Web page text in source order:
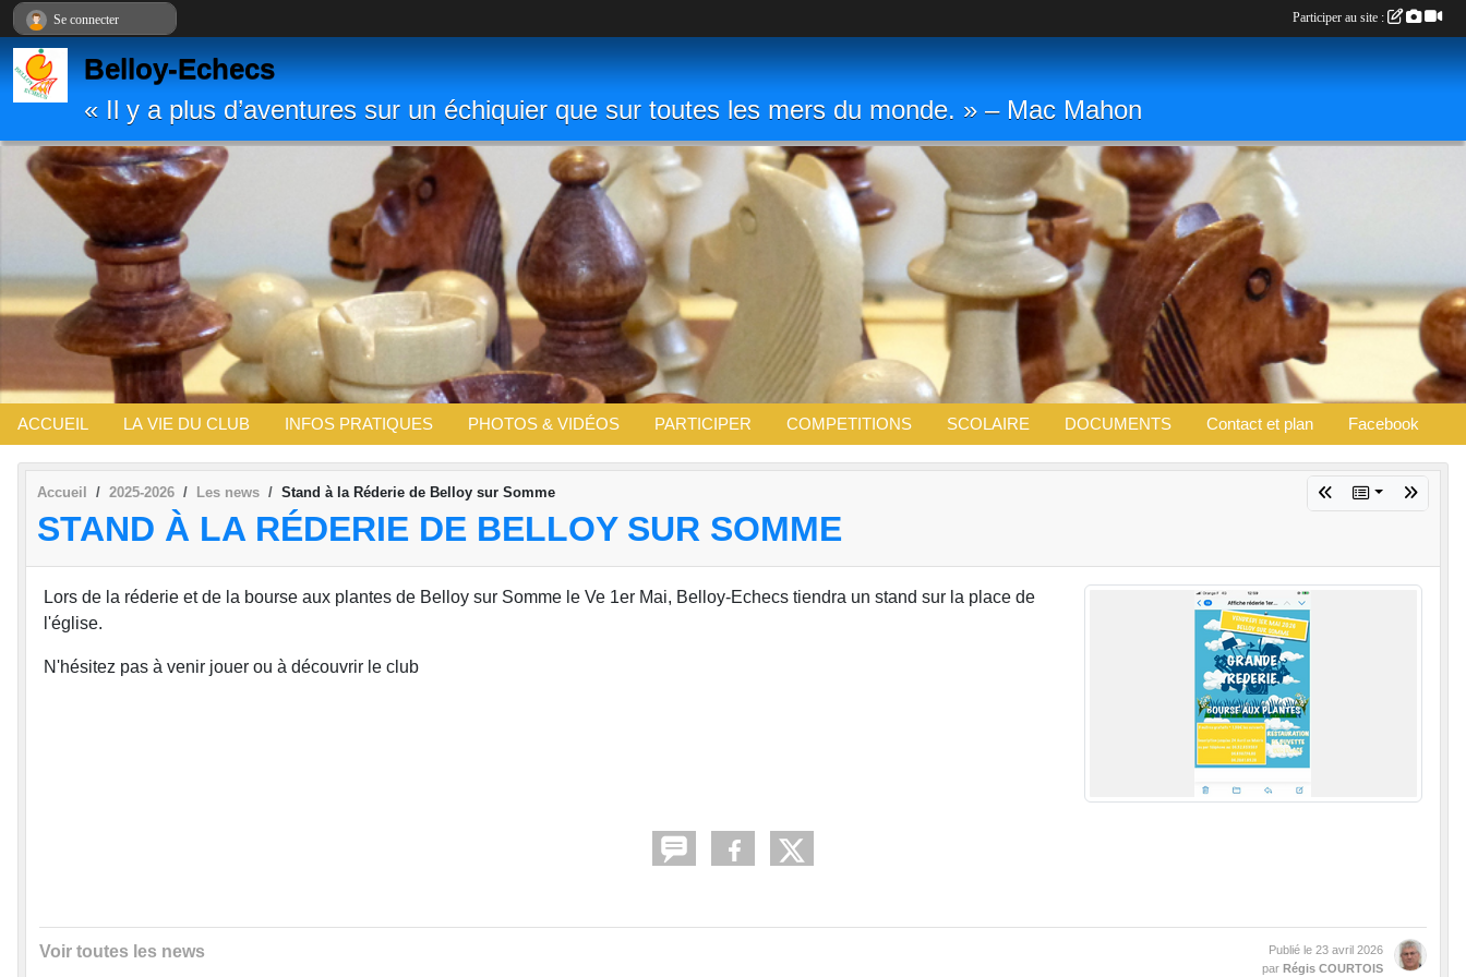
Belloy-Echecs
« Il y a plus d’aventures sur un échiquier que sur toutes les mers du monde. » – Mac Mahon
ACCUEIL LA VIE DU CLUB INFOS PRATIQUES PHOTOS & VIDÉOS PARTICIPER COMPETITIONS SCOLAIRE DOCUMENTS Contact et plan Facebook
Accueil 2025-2026 Les news Stand à la Réderie de Belloy sur Somme
STAND À LA RÉDERIE DE BELLOY SUR SOMME
Lors de la réderie et de la bourse aux plantes de Belloy sur Somme le Ve 1er Mai, Belloy-Echecs tiendra un stand sur la place de
l'église.
N'hésitez pas à venir jouer ou à découvrir le club
Voir toutes les news Publié le 23 avril 2026
par Régis COURTOIS
Se connecter Participer au site :
Panneau de gestion des cookies